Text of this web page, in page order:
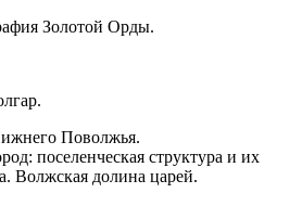
Золотой Орды.
Поволжья.
поселенческая структура и их
Волжская долина царей.